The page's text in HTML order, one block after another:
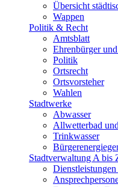
Übersicht
Wappen
Politik & Recht
Amtsblatt
Ehrenbürger
Politik
Ortsrecht
Ortsvorsteher
Wahlen
Stadtwerke
Abwasser
Allwetterbad
Trinkwasser
Stadtverwaltung A bis